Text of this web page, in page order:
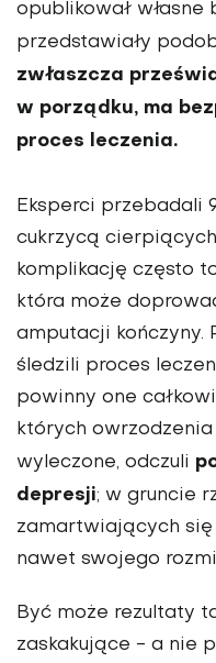
opublikował własne
przedstawiały
zwłaszcza
w porządku, ma
proces leczenia.
Eksperci przebadali
cukrzycą
komplikację często
która może
amputacji kończyny.
śledzili proces
powinny one
których owrzodzenia
wyleczone, odczuli
depresji; w gruncie
zamartwiających się
nawet swojego
Być może rezultaty
zaskakujące - a nie